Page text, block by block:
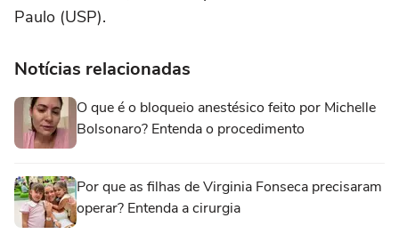
Paulo (USP).
Notícias relacionadas
O que é o bloqueio anestésico feito por Michelle
Bolsonaro? Entenda o procedimento
Por que as filhas de Virginia Fonseca precisaram
operar? Entenda a cirurgia